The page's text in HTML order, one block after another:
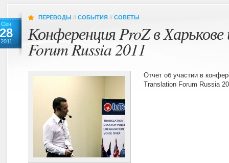
Сен
28
2011
ПЕРЕВОДЫ // СОБЫТИЯ // СОВЕТЫ
Конференция ProZ в
Forum Russia 2011
Отчет об участии в
Translation Forum Russia